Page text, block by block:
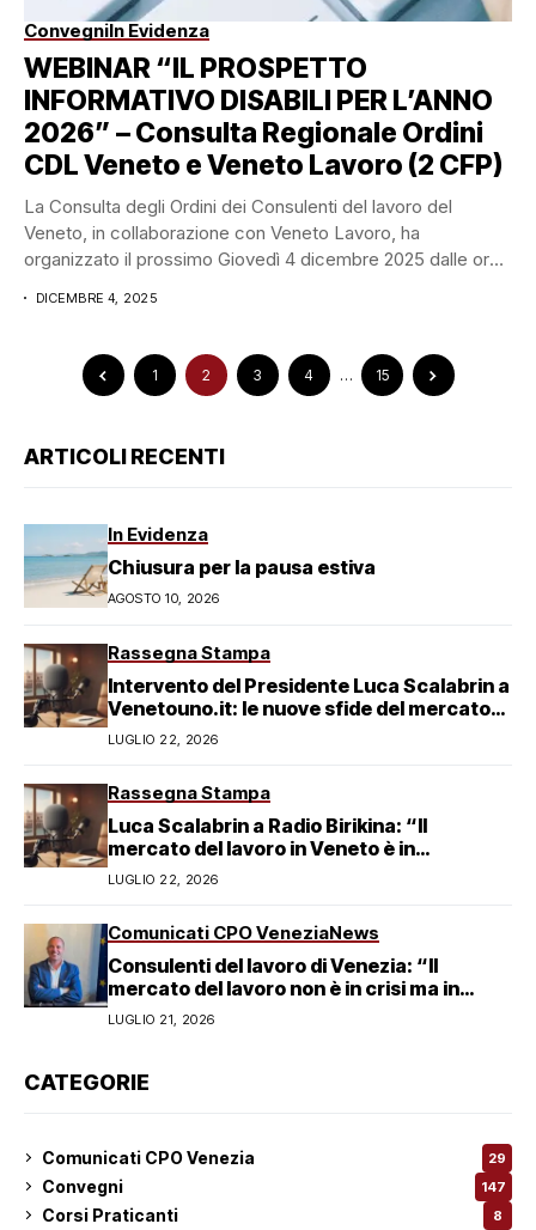
ConvegniIn Evidenza
WEBINAR “IL PROSPETTO
INFORMATIVO DISABILI PER L’ANNO
2026” – Consulta Regionale Ordini
CDL Veneto e Veneto Lavoro (2 CFP)
La Consulta degli Ordini dei Consulenti del lavoro del
Veneto, in collaborazione con Veneto Lavoro, ha
organizzato il prossimo Giovedì 4 dicembre 2025 dalle ore
DICEMBRE 4, 2025
1 2 3 4 … 15
ARTICOLI RECENTI
In Evidenza
Chiusura per la pausa estiva
AGOSTO 10, 2026
Rassegna Stampa
Intervento del Presidente Luca Scalabrin a
Venetouno.it: le nuove sfide del mercato
del lavoro veneziano
LUGLIO 22, 2026
Rassegna Stampa
Luca Scalabrin a Radio Birikina: “Il
mercato del lavoro in Veneto è in
trasformazione”
LUGLIO 22, 2026
Comunicati CPO VeneziaNews
Consulenti del lavoro di Venezia: “Il
mercato del lavoro non è in crisi ma in
trasformazione, serve responsabilità
condivisa”
LUGLIO 21, 2026
CATEGORIE
Comunicati CPO Venezia 29
Convegni 147
Corsi Praticanti 8